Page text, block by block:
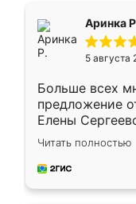
Аринка
5 августа
Больше всех
предложение
Елены
короткие
для замера
предложил по
Читать полностью